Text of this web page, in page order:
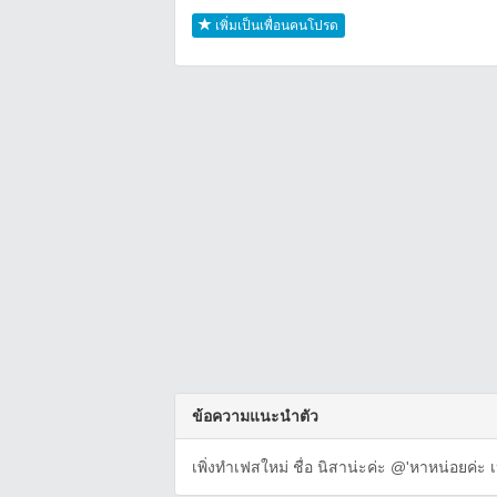
เพิ่มเป็นเพื่อนคนโปรด
ข้อความแนะนำตัว
เพิ่งทำเฟสใหม่ ชื่อ นิสาน่ะค่ะ @'หาหน่อยค่ะ